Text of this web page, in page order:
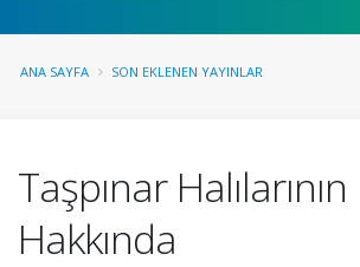
ANA SAYFA SON EKLENEN YAYINLAR
Taşpınar
Hakkında